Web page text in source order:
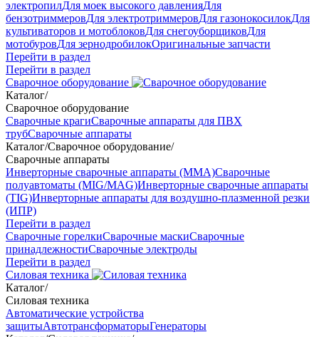
электропилДля моек высокого давленияДля
бензотриммеровДля электротриммеровДля газонокосилокДля
культиваторов и мотоблоковДля снегоуборщиковДля
мотобуровДля зернодробилокОригинальные запчасти
Перейти в раздел
Перейти в раздел
Сварочное оборудование
Каталог/
Сварочное оборудование
Сварочные крагиСварочные аппараты для ПВХ
трубСварочные аппараты
Каталог/Сварочное оборудование/
Сварочные аппараты
Инверторные сварочные аппараты (ММА)Сварочные
полуавтоматы (MIG/MAG)Инверторные сварочные аппараты
(TIG)Инверторные аппараты для воздушно-плазменной резки
(ИПР)
Перейти в раздел
Сварочные горелкиСварочные маскиСварочные
принадлежностиСварочные электроды
Перейти в раздел
Силовая техника
Каталог/
Силовая техника
Автоматические устройства
защитыАвтотрансформаторыГенераторы